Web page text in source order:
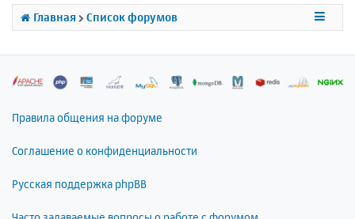
с
н
ч
Главная Список форумов
Правила общения на форуме
Соглашение о конфиденциальности
Русская поддержка phpBB